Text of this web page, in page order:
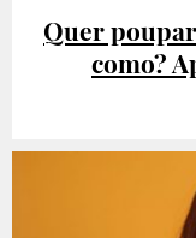
Quer
como?